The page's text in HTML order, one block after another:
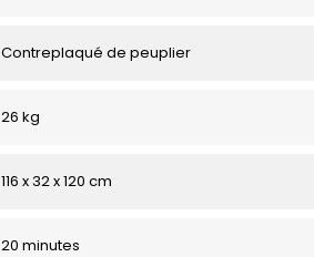
Contreplaqué de peuplier
26 kg
116 x 32 x 120 cm
20 minutes